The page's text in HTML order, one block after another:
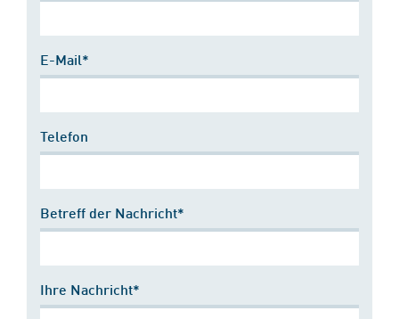
E-Mail*
Telefon
Betreff der Nachricht*
Ihre Nachricht*